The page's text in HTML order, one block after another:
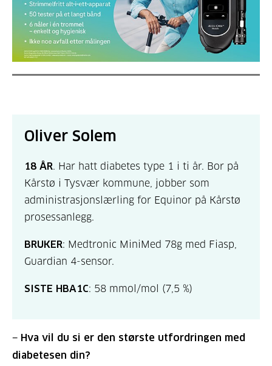
Oliver Solem
18 ÅR. Har hatt diabetes type 1 i ti år. Bor på
Kårstø i Tysvær kommune, jobber som
administrasjonslærling for Equinor på Kårstø
prosessanlegg.
BRUKER: Medtronic MiniMed 78g med Fiasp,
Guardian 4-sensor.
SISTE HBA1C: 58 mmol/mol (7,5 %)
− Hva vil du si er den største utfordringen med
diabetesen din?